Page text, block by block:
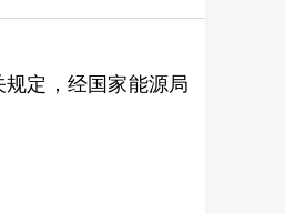
定，经国家能源局